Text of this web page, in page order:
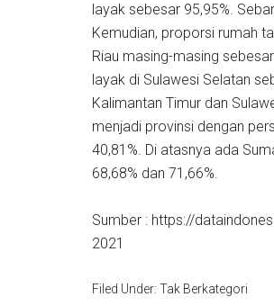
layak sebesar 95,95%.
Kemudian, proporsi rumah
Riau masing-masing
layak di Sulawesi Selatan
Kalimantan Timur dan
menjadi provinsi dengan
40,81%. Di atasnya ada
68,68% dan 71,66%.
Sumber : https://
2021
Filed Under: Tak Berkategori